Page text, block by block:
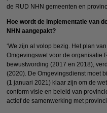
de RUD NHN gemeenten en
Hoe wordt de implementatie van
NHN aangepakt?
‘We zijn al volop bezig. Het plan
Omgevingswet voor de organisatie
bewustwording (2017 en 2018),
(2020). De Omgevingsdienst moet
(1 januari 2021) klaar zijn om de
conform visie en beleid van
actief de samenwerking met